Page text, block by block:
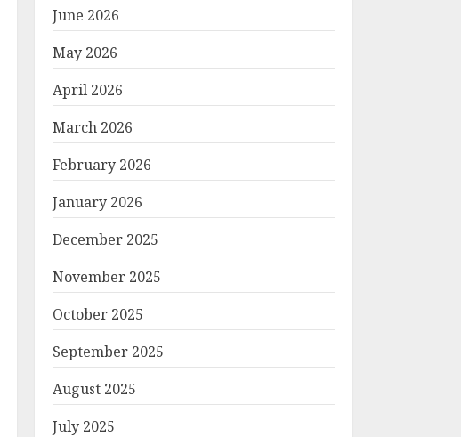
June 2026
May 2026
April 2026
March 2026
February 2026
January 2026
December 2025
November 2025
October 2025
September 2025
August 2025
July 2025